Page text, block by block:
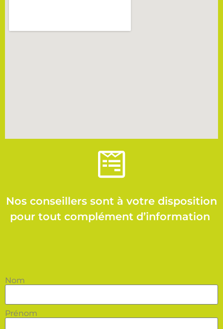
Nos conseillers sont à votre disposition
pour tout complément d’information
Nom
Prénom